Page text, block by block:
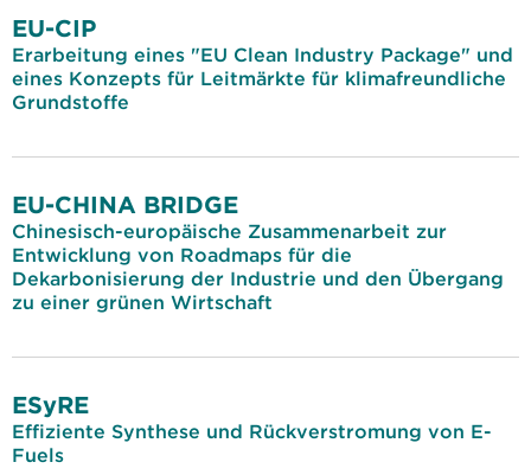
EU-CIP
Erarbeitung eines "EU Clean Industry Package" und
eines Konzepts für Leitmärkte für klimafreundliche
Grundstoffe
EU-CHINA BRIDGE
Chinesisch-europäische Zusammenarbeit zur
Entwicklung von Roadmaps für die
Dekarbonisierung der Industrie und den Übergang
zu einer grünen Wirtschaft
ESyRE
Effiziente Synthese und Rückverstromung von E-
Fuels